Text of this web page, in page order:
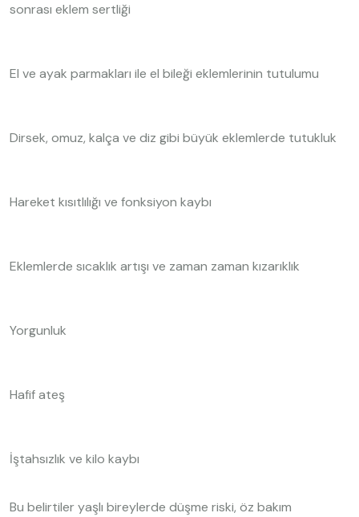
sonrası eklem sertliği
El ve ayak parmakları ile el bileği eklemlerinin tutulumu
Dirsek, omuz, kalça ve diz gibi büyük eklemlerde tutukluk
Hareket kısıtlılığı ve fonksiyon kaybı
Eklemlerde sıcaklık artışı ve zaman zaman kızarıklık
Yorgunluk
Hafif ateş
İştahsızlık ve kilo kaybı
Bu belirtiler yaşlı bireylerde düşme riski, öz bakım